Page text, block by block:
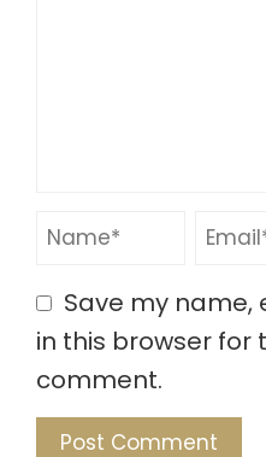
Save my name,
in this browser for
comment.